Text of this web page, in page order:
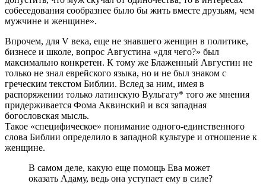
собеседования сообразнее было бы жить вместе друзьям, чем
мужчине и женщине».
Впрочем, для V века, еще не знавшего женщин в политике,
бизнесе и школе, вопрос Августина «для чего?» был
максимально конкретен. К тому же Блаженный Августин не
только не знал еврейского языка, но и не был знаком с
греческим текстом Библии. Вслед за ним, имея в
распоряжении только латинскую Вульгату* того же мнения
придерживается Фома Аквинский и вся западная
богословская мысль.
Такое «специфическое» понимание одного-единственного
слова Библии определило в западной культуре и отношение к
женщине.
В самом деле, какую еще помощь Ева может
оказать Адаму, ведь она уступает ему в силе?